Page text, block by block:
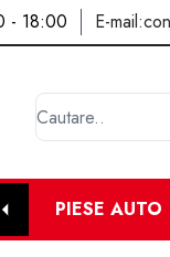
- 18:00 E-mail:
PIESE AUTO